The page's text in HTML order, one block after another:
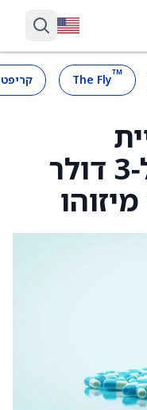
™
The Fly
גודארקס הורד ל‑3 דולר